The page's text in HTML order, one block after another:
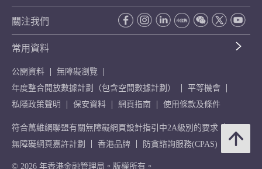
關注我們
常用資料
公開資料
無障礙瀏覽
年度整合開放數據計劃（包含空間數據計劃）
平等機會
私隱政策聲明
保安資料 網頁指南 使用條款及條件
符合萬維網聯盟有關無障礙網頁設計指引中2A級別的要求
無障礙網頁嘉許計劃
香港品牌 防貪諮詢服務(CPAS)
© 2026 年香港金融管理局。版權所有。